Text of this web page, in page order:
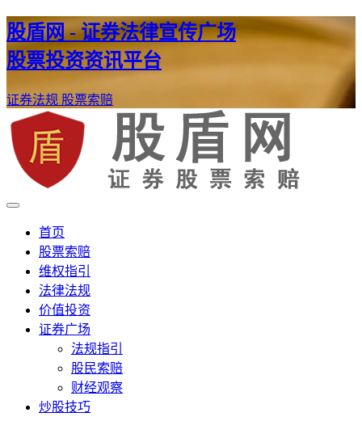
股盾网 - 证券法律宣传广场
股票投资资讯平台
证券法规 股票索赔
股盾网
证券股票维权网
首页
股票索赔
维权指引
法律法规
价值投资
证券广场
法规指引
股民索赔
财经观察
炒股技巧